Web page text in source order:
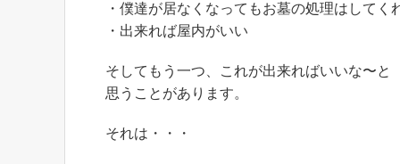
・僕達が居なくなってもお墓の処理はしてく
・出来れば屋内がいい
そしてもう一つ、これが出来ればいいな〜と
思うことがあります。
それは・・・